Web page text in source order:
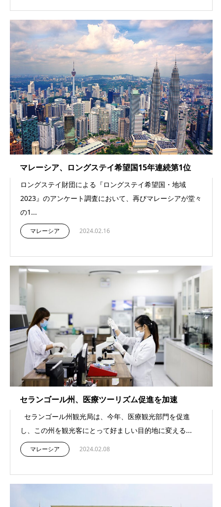
マレーシア、ロングステイ希望国15年連続第1位
ロングステイ財団による『ロングステイ希望国・地域
2023』のアンケート調査において、再びマレーシアが堂々
の1...
マレーシア 2024.02.16
セランゴール州、医療ツーリズム促進を加速
セランゴール州観光局は、今年、医療観光部門を促進
し、この州を観光客にとって好ましい目的地に変える...
マレーシア 2024.02.08